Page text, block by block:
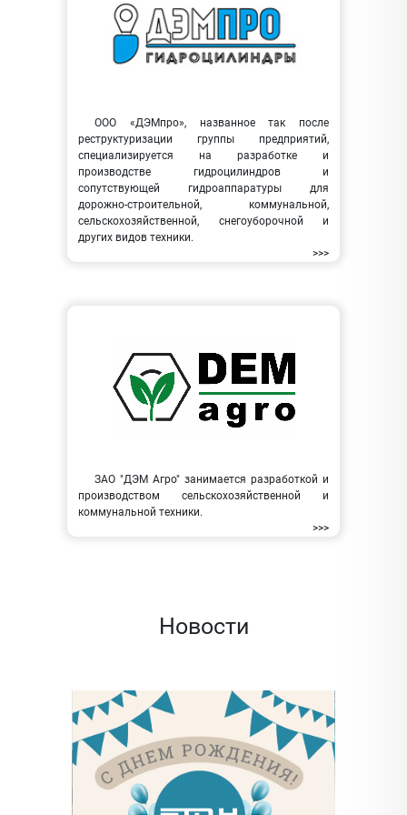
ООО «ДЭМпро», названное так после
реструктуризации группы предприятий,
специализируется на разработке и
производстве гидроцилиндров и
сопутствующей гидроаппаратуры для
дорожно-строительной, коммунальной,
сельскохозяйственной, снегоуборочной и
других видов техники.
>>>
ЗАО "ДЭМ Агро" занимается разработкой и
производством сельскохозяйственной и
коммунальной техники.
>>>
Новости